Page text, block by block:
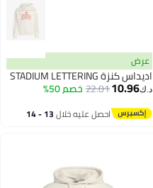
عرض
اديداس كنزة STADIUM LETTERING
د.ك‏10.96
22.01خصم 50%
احصل عليه خلال 13 - 14